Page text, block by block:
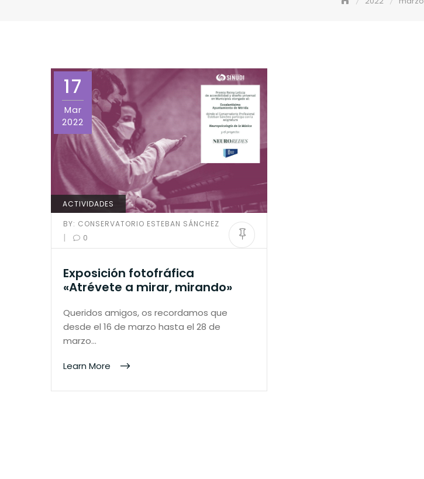
17
Mar
2022
ACTIVIDADES
BY: CONSERVATORIO ESTEBAN SÁNCHEZ
| 0
Exposición fotofráfica
«Atrévete a mirar, mirando»
Queridos amigos, os recordamos que
desde el 16 de marzo hasta el 28 de
marzo…
Learn More